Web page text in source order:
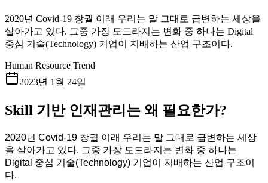
2020년 Covid-19 창궐 이래 우리는 말 그대로 급변하는 세상을
살아가고 있다. 그중 가장 도드라지는 변화 중 하나는 Digital
중심 기술(Technology) 기업이 지배하는 산업 구조이다.
Human Resource Trend
2023년 1월 24일
Skill 기반 인재관리는 왜 필요한가?
2020년 Covid-19 창궐 이래 우리는 말 그대로 급변하는 세상
을 살아가고 있다. 그중 가장 도드라지는 변화 중 하나는
Digital 중심 기술(Technology) 기업이 지배하는 산업 구조이
다.